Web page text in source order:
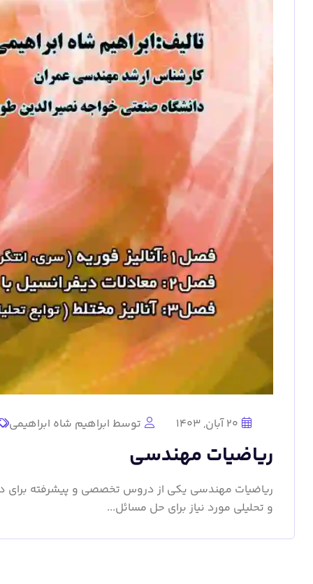
20 آبان, 1403 توسط ابراهیم شاه ابراهیمی
ریاضیات مهندسی
ریاضیات مهندسی یکی از دروس تخصصی و پیشرفته
و تحلیلی مورد نیاز برای حل مسائل...